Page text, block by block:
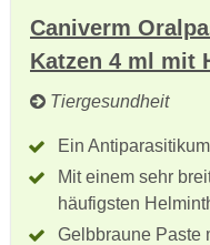
Caniverm
Katzen 4 ml mit
Tiergesundheit
Ein
Mit einem sehr
häufigsten
Gelbbraune Paste